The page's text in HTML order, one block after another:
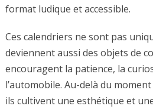
format ludique et accessible.
Ces calendriers ne sont pas
deviennent aussi des objets de
encouragent la patience, la
l’automobile. Au-delà du
ils cultivent une esthétique et